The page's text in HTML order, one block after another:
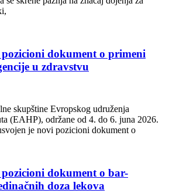
dokument o primeni
u zdravstvu
skupštine Evropskog udruženja
(EAHP), održane od 4. do 6. juna 2026.
je novi pozicioni dokument o
dokument o bar-
doza lekova